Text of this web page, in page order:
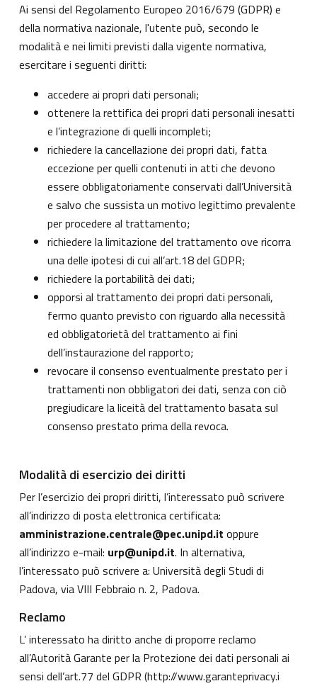
Ai sensi del Regolamento Europeo 2016/679 (GDPR) e
della normativa nazionale, l'utente può, secondo le
modalità e nei limiti previsti dalla vigente normativa,
esercitare i seguenti diritti:
accedere ai propri dati personali;
ottenere la rettifica dei propri dati personali inesatti
e l’integrazione di quelli incompleti;
richiedere la cancellazione dei propri dati, fatta
eccezione per quelli contenuti in atti che devono
essere obbligatoriamente conservati dall’Università
e salvo che sussista un motivo legittimo prevalente
per procedere al trattamento;
richiedere la limitazione del trattamento ove ricorra
una delle ipotesi di cui all’art.18 del GDPR;
richiedere la portabilità dei dati;
opporsi al trattamento dei propri dati personali,
fermo quanto previsto con riguardo alla necessità
ed obbligatorietà del trattamento ai fini
dell’instaurazione del rapporto;
revocare il consenso eventualmente prestato per i
trattamenti non obbligatori dei dati, senza con ciò
pregiudicare la liceità del trattamento basata sul
consenso prestato prima della revoca.
Modalità di esercizio dei diritti
Per l’esercizio dei propri diritti, l’interessato può scrivere
all’indirizzo di posta elettronica certificata:
amministrazione.centrale@pec.unipd.it oppure
all’indirizzo e-mail: urp@unipd.it. In alternativa,
l’interessato può scrivere a: Università degli Studi di
Padova, via VIII Febbraio n. 2, Padova.
Reclamo
L’ interessato ha diritto anche di proporre reclamo
all’Autorità Garante per la Protezione dei dati personali ai
sensi dell’art.77 del GDPR (http://www.garanteprivacy.i